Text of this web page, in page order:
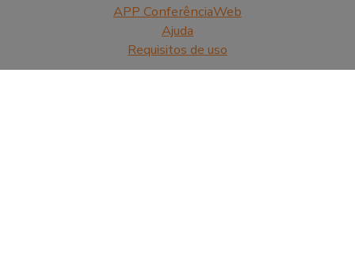
APP ConferênciaWeb
Ajuda
Requisitos de uso